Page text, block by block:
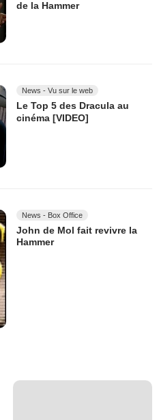
de la Hammer
News - Vu sur le web
Le Top 5 des Dracula au
cinéma [VIDEO]
News - Box Office
John de Mol fait revivre la
Hammer